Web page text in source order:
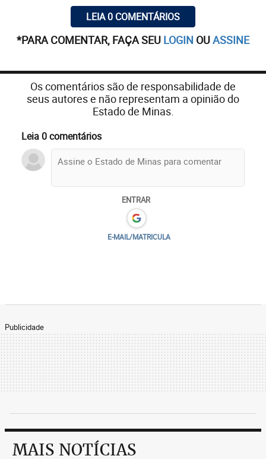
LEIA 0 COMENTÁRIOS
*PARA COMENTAR, FAÇA SEU LOGIN OUASSINE
Os comentários são de responsabilidade de
seus autores e não representam a opinião do
Estado de Minas.
Leia 0 comentários
ENTRAR
E-MAIL/MATRICULA
Publicidade
MAIS NOTÍCIAS